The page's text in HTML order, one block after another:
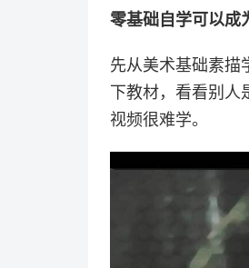
零基础自学可以成
先从美术基础素描
下教材，看看别人
视频很难学。